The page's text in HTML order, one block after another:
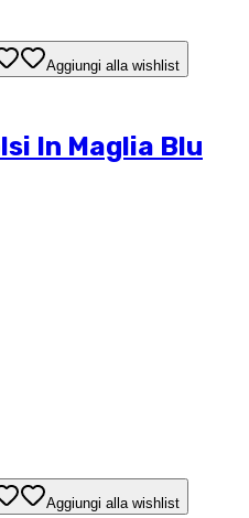
Aggiungi alla wishlist
In Maglia Blu
Aggiungi alla wishlist